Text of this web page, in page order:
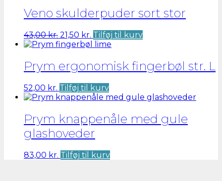
Veno skulderpuder sort stor
43,00kr. Den
oprindelige
var:
43,00 kr..
21,50 kr. Den
aktuelle
er:
21,50 kr..
Tilføj til kurv
Prym ergonomisk fingerbøl str. L
52,00 kr. Tilføj til kurv
Prym knappenåle med gule
glashoveder
83,00 kr. Tilføj til kurv